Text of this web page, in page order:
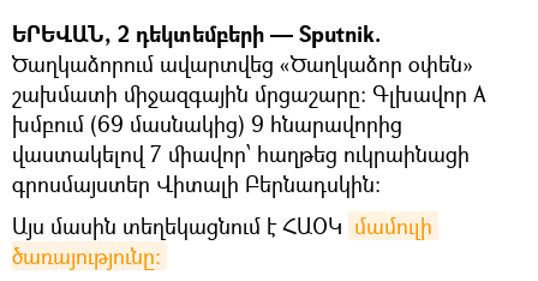
ԵՐԵՎԱՆ, 2 դեկտեմբերի — Sputnik.
Ծաղկաձորում ավարտվեց «Ծաղկաձոր օփեն»
շախմատի միջազգային մրցաշարը: Գլխավոր A
խմբում (69 մասնակից) 9 հնարավորից
վաստակելով 7 միավոր՝ հաղթեց ուկրաինացի
գրոսմայստեր Վիտալի Բերնադսկին:
Այս մասին տեղեկացնում է ՀԱՕԿ մամուլի
ծառայությունը: